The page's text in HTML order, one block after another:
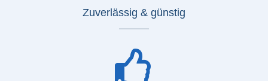
Zuverlässig & günstig